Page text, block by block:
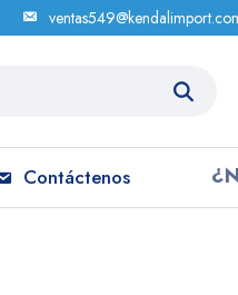
Contáctenos